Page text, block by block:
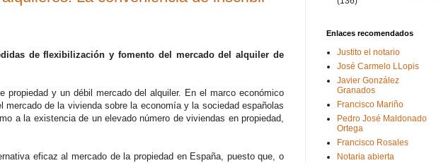
de flexibilización y fomento del mercado del alquiler de
y un débil mercado del alquiler. En el marco económico
de la vivienda sobre la economía y la sociedad españolas
a la existencia de un elevado número de viviendas en propiedad,
eficaz al mercado de la propiedad en España, puesto que, o
Enlaces recomendados
Justito el notario
José Carmelo LLopis
Javier González
Granados
Francisco Mariño
Pedro José Maldonado
Ortega
Francisco Rosales
Notaria abierta